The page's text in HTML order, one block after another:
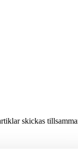
skickas